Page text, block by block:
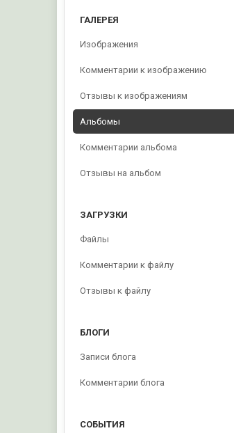
ГАЛЕРЕЯ
Изображения
Комментарии к изображению
Отзывы к изображениям
Альбомы
Комментарии альбома
Отзывы на альбом
ЗАГРУЗКИ
Файлы
Комментарии к файлу
Отзывы к файлу
БЛОГИ
Записи блога
Комментарии блога
СОБЫТИЯ